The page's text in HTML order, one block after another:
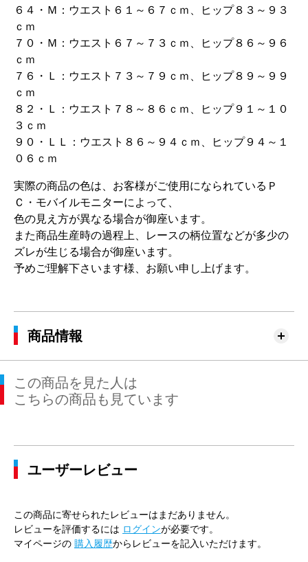
６４・Ｍ：ウエスト６１～６７ｃｍ、ヒップ８３～９３
ｃｍ
７０・Ｍ：ウエスト６７～７３ｃｍ、ヒップ８６～９６
ｃｍ
７６・Ｌ：ウエスト７３～７９ｃｍ、ヒップ８９～９９
ｃｍ
８２・Ｌ：ウエスト７８～８６ｃｍ、ヒップ９１～１０
３ｃｍ
９０・ＬＬ：ウエスト８６～９４ｃｍ、ヒップ９４～１
０６ｃｍ
実際の商品の色は、お客様がご使用になられているＰ
Ｃ・モバイルモニターによって、
色の見え方が異なる場合が御座います。
また商品生産時の過程上、レースの柄位置などが多少の
ズレが生じる場合が御座います。
予めご理解下さいます様、お願い申し上げます。
商品情報
この商品を見た人は
こちらの商品も見ています
ユーザーレビュー
この商品に寄せられたレビューはまだありません。
レビューを評価するには ログインが必要です。
マイページの 購入履歴からレビューを記入いただけます。